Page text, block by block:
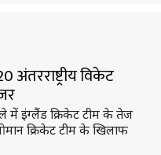
विकेट
में इंग्लैंड क्रिकेट टीम के तेज
क्रिकेट टीम के खिलाफ